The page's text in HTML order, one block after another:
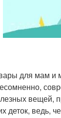
для мам и
деток, ведь,